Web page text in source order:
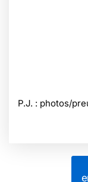
P.J. : photos/